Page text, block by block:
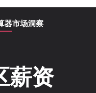
器市场洞察
薪资